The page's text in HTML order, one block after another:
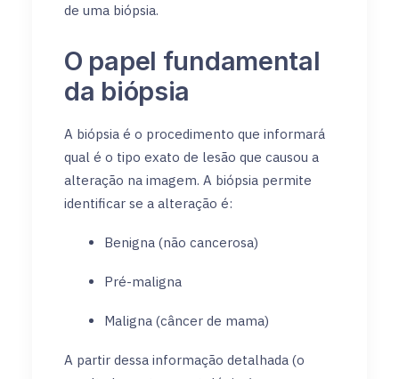
de uma biópsia.
O papel fundamental
da biópsia
A biópsia é o procedimento que informará
qual é o tipo exato de lesão que causou a
alteração na imagem. A biópsia permite
identificar se a alteração é:
Benigna (não cancerosa)
Pré-maligna
Maligna (câncer de mama)
A partir dessa informação detalhada (o